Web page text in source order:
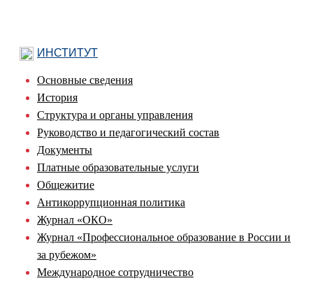
ИНСТИТУТ
Основные сведения
История
Структура и органы управления
Руководство и педагогический состав
Документы
Платные образовательные услуги
Общежитие
Антикоррупционная политика
Журнал «ОКО»
Журнал «Профессиональное образование в России и
за рубежом»
Международное сотрудничество